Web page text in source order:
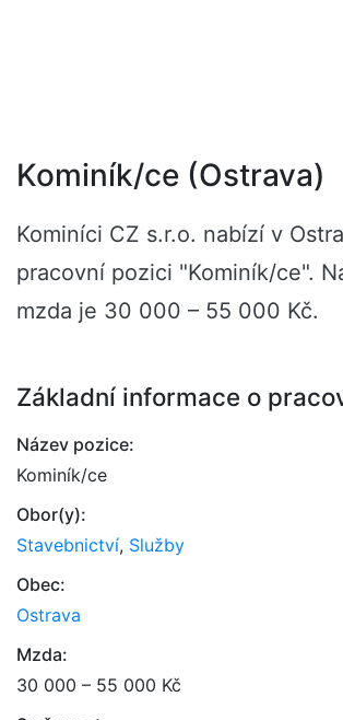
Kominík/ce (Ostrava)
Kominíci CZ s.r.o. nabízí v
pracovní pozici "Kominík/ce".
mzda je 30 000 – 55 000 Kč.
Základní informace o
Název pozice:
Kominík/ce
Obor(y):
Stavebnictví, Služby
Obec:
Ostrava
Mzda:
30 000 – 55 000 Kč